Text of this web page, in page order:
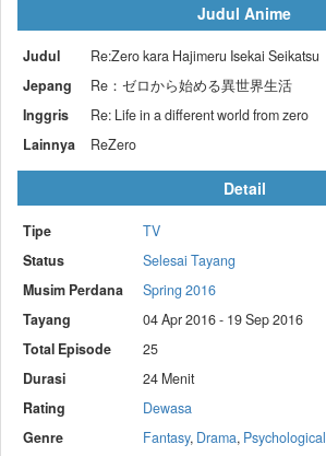
Judul Anime
Judul
Re:Zero kara Hajimeru Isekai Seikatsu
Jepang
Re：ゼロから始める異世界生活
Inggris
Re: Life in a different world from zero
Lainnya
ReZero
Detail
Tipe
TV
Status
Selesai Tayang
Musim Perdana
Spring 2016
Tayang
04 Apr 2016 - 19 Sep 2016
Total Episode
25
Durasi
24 Menit
Rating
Dewasa
Genre
Fantasy, Drama, Psychological